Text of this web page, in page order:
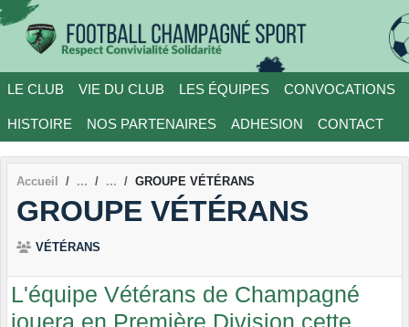
LE CLUB VIE DU CLUB LES ÉQUIPES CONVOCATIONS
HISTOIRE NOS PARTENAIRES ADHESION CONTACT
Accueil GROUPE VÉTÉRANS
GROUPE VÉTÉRANS
VÉTÉRANS
L'équipe Vétérans de Champagné
jouera en Première Division cette
Panneau de gestion des cookies